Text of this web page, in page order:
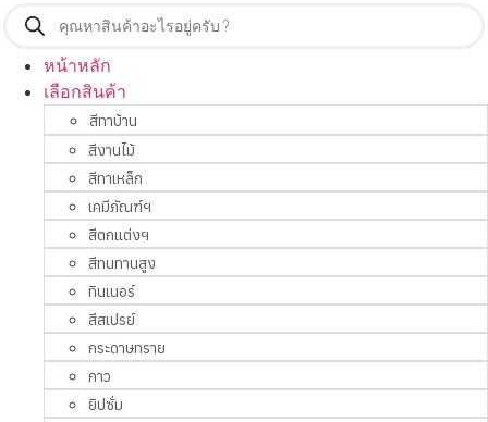
Products
search
หน้าหลัก
เลือกสินค้า
สีทาบ้าน
สีงานไม้
สีทาเหล็ก
เคมีภัณฑ์ฯ
สีตกแต่งฯ
สีทนทานสูง
ทินเนอร์
สีสเปรย์
กระดาษทราย
กาว
ยิปซั่ม